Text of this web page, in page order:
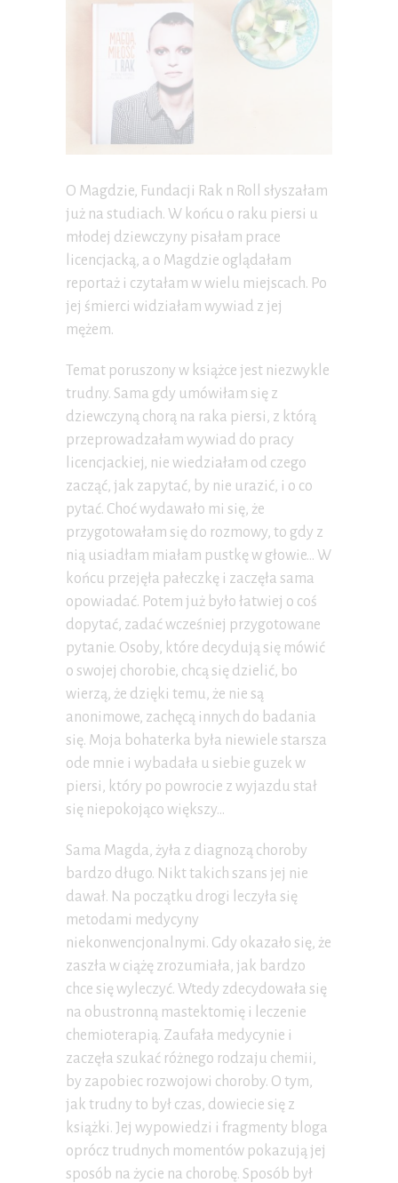
O Magdzie, Fundacji Rak n Roll słyszałam
już na studiach. W końcu o raku piersi u
młodej dziewczyny pisałam prace
licencjacką, a o Magdzie oglądałam
reportaż i czytałam w wielu miejscach. Po
jej śmierci widziałam wywiad z jej
mężem.
Temat poruszony w książce jest niezwykle
trudny. Sama gdy umówiłam się z
dziewczyną chorą na raka piersi, z którą
przeprowadzałam wywiad do pracy
licencjackiej, nie wiedziałam od czego
zacząć, jak zapytać, by nie urazić, i o co
pytać. Choć wydawało mi się, że
przygotowałam się do rozmowy, to gdy z
nią usiadłam miałam pustkę w głowie… W
końcu przejęła pałeczkę i zaczęła sama
opowiadać. Potem już było łatwiej o coś
dopytać, zadać wcześniej przygotowane
pytanie. Osoby, które decydują się mówić
o swojej chorobie, chcą się dzielić, bo
wierzą, że dzięki temu, że nie są
anonimowe, zachęcą innych do badania
się. Moja bohaterka była niewiele starsza
ode mnie i wybadała u siebie guzek w
piersi, który po powrocie z wyjazdu stał
się niepokojąco większy…
Sama Magda, żyła z diagnozą choroby
bardzo długo. Nikt takich szans jej nie
dawał. Na początku drogi leczyła się
metodami medycyny
niekonwencjonalnymi. Gdy okazało się, że
zaszła w ciążę zrozumiała, jak bardzo
chce się wyleczyć. Wtedy zdecydowała się
na obustronną mastektomię i leczenie
chemioterapią. Zaufała medycynie i
zaczęła szukać różnego rodzaju chemii,
by zapobiec rozwojowi choroby. O tym,
jak trudny to był czas, dowiecie się z
książki. Jej wypowiedzi i fragmenty bloga
oprócz trudnych momentów pokazują jej
sposób na życie na chorobę. Sposób był